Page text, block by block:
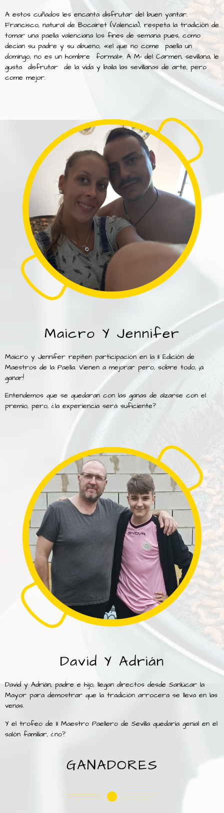
A estos cuñados les encanta disfrutar del buen yantar.
Francisco, natural de Bocairet (Valencia), respeta la tradición de
tomar una paella valenciana los fines de semana pues, como
decían su padre y su abueno, «el que no come paella un
domingo, no es un hombre formal». A Mª del Carmen, sevillana, le
gusta disfrutar de la vida y baila las sevillanas de arte, pero
come mejor.
Maicro Y Jennifer
Maicro y Jennifer repiten participación en la II Edición de
Maestros de la Paella. Vienen a mejorar pero, sobre todo, ¡a
ganar!
Entendemos que se quedaran con las ganas de alzarse con el
premio, pero, ¿la experiencia será suficiente?
David Y Adrián
David y Adrián, padre e hijo, llegan directos desde Sanlúcar la
Mayor para demostrar que la tradición arrocera se lleva en las
venas.
Y el trofeo de II Maestro Paellero de Sevilla quedaría genial en el
salón familiar, ¿no?
GANADORES